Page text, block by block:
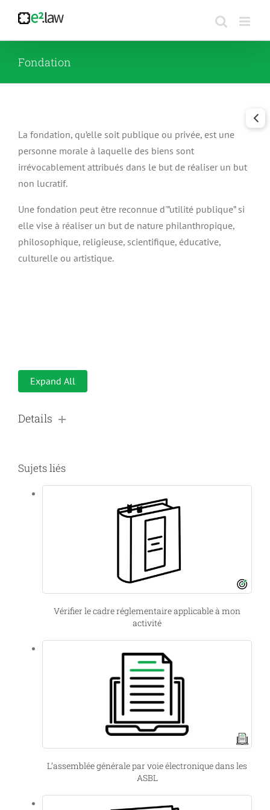
contenu
Fondation
La fondation, qu’elle soit publique ou privée, est une
personne morale à laquelle des biens sont
irrévocablement attribués dans le but de réaliser un but
non lucratif.
Une fondation peut être reconnue d'”utilité publique” si
elle vise à réaliser un but de nature philanthropique,
philosophique, religieuse, scientifique, éducative,
culturelle ou artistique.
Expand All
Details
Sujets liés
Vérifier le cadre réglementaire applicable à mon
activité
L’assemblée générale par voie électronique dans les
ASBL